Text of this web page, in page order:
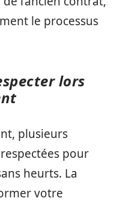
le processus
lors
plusieurs
pour
heurts. La
votre